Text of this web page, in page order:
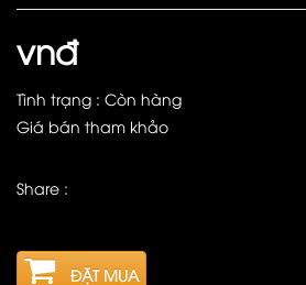
vnđ
Tình trạng : Còn hàng
Giá bán tham khảo
Share :
ĐẶT MUA